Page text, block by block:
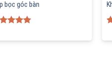
bọc góc bàn
of 5